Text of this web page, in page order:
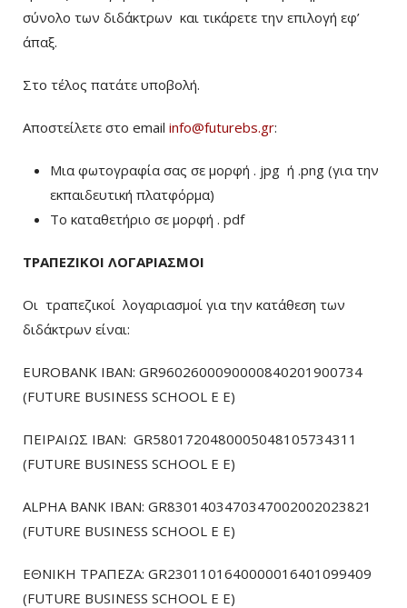
σύνολο των διδάκτρων και τικάρετε την επιλογή εφ’
άπαξ.
Στο τέλος πατάτε υποβολή.
Αποστείλετε στο email info@futurebs.gr:
Μια φωτογραφία σας σε μορφή . jpg ή .png (για την
εκπαιδευτική πλατφόρμα)
To καταθετήριο σε μορφή . pdf
ΤΡΑΠΕΖΙΚΟΙ ΛΟΓΑΡΙΑΣΜΟΙ
Οι τραπεζικοί λογαριασμοί για την κατάθεση των
διδάκτρων είναι:
EUROBANK IBAN: GR9602600090000840201900734
(FUTURE BUSINESS SCHOOL E E)
ΠΕΙΡΑΙΩΣ ΙΒΑΝ: GR5801720480005048105734311
(FUTURE BUSINESS SCHOOL E E)
ALPHA BANK IBAN: GR8301403470347002002023821
(FUTURE BUSINESS SCHOOL E E)
ΕΘΝΙΚΗ ΤΡΑΠΕΖΑ: GR2301101640000016401099409
(FUTURE BUSINESS SCHOOL E E)